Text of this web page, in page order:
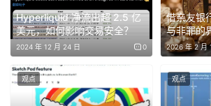
行业并购总额370亿美元，356笔交
倍。
然而几乎所有并购都指向同一个逻辑：
Coinbase花29亿美元收购Deribit，买
Hyperliquid 净流出超 2.5 亿
美元，如何影响交易安全？
2024 年 12 月 24 日 0
借亲友银
与非罪的
2026 年 2 月
观点 观点